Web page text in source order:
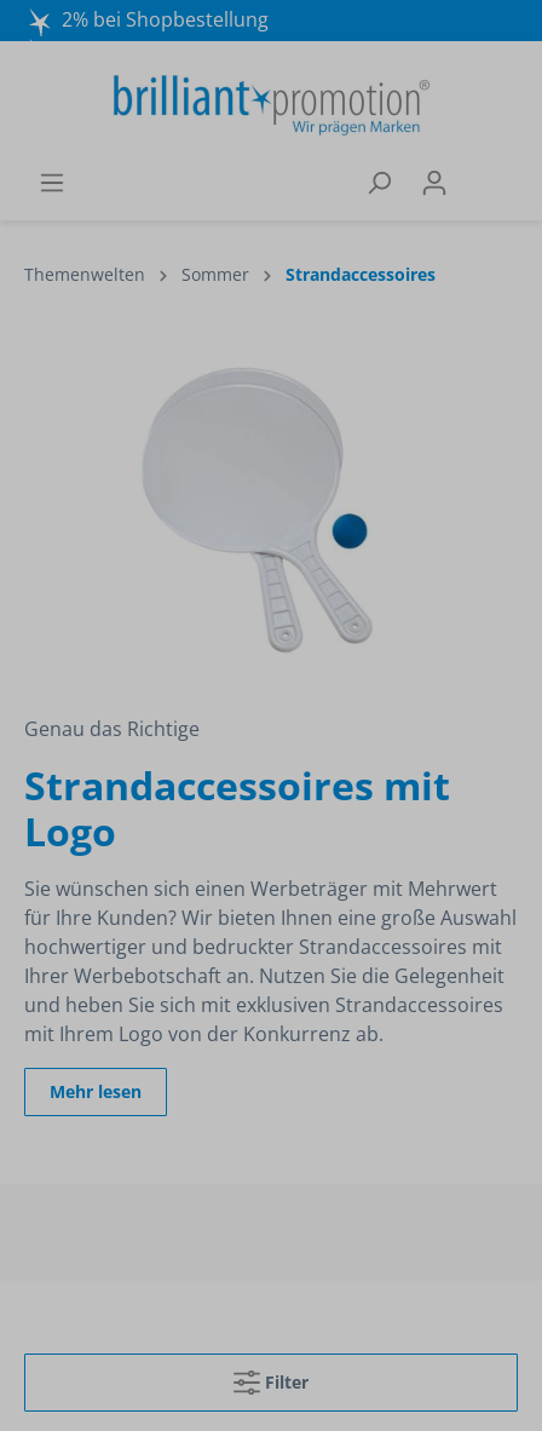
2% bei Shopbestellung
Wir beraten Sie gerne:
040 / 570 18 25 70
Themenwelten Sommer Strandaccessoires
Genau das Richtige
Strandaccessoires mit
Logo
Sie wünschen sich einen Werbeträger mit Mehrwert
für Ihre Kunden? Wir bieten Ihnen eine große Auswahl
hochwertiger und bedruckter Strandaccessoires mit
Ihrer Werbebotschaft an. Nutzen Sie die Gelegenheit
und heben Sie sich mit exklusiven Strandaccessoires
mit Ihrem Logo von der Konkurrenz ab.
Mehr lesen
Filter